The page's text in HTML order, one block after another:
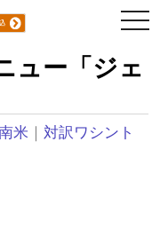
ー「ジェ
米 ｜対訳ワシント